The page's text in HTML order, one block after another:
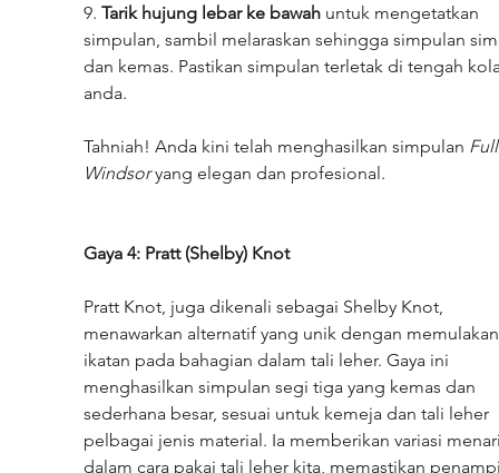
9. Tarik hujung lebar ke bawah untuk mengetatkan
simpulan, sambil melaraskan sehingga simpulan
dan kemas. Pastikan simpulan terletak di tengah
anda.
Tahniah! Anda kini telah menghasilkan simpulan
Windsor yang elegan dan profesional.
Gaya 4: Pratt (Shelby) Knot
Pratt Knot, juga dikenali sebagai Shelby Knot,
menawarkan alternatif yang unik dengan
ikatan pada bahagian dalam tali leher. Gaya ini
menghasilkan simpulan segi tiga yang kemas dan
sederhana besar, sesuai untuk kemeja dan tali leher
pelbagai jenis material. Ia memberikan variasi
dalam cara pakai tali leher kita, memastikan